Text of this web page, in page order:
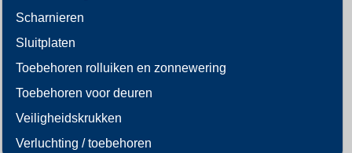
Scharnieren
Sluitplaten
Toebehoren rolluiken en zonnewering
Toebehoren voor deuren
Veiligheidskrukken
Verluchting / toebehoren